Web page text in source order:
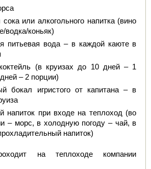
или алкогольного напитка (вино
водка/коньяк)
питьевая вода – в каждой каюте в
(в круизах до 10 дней – 1
– 2 порции)
бокал игристого от капитана – в
напиток при входе на теплоход (во
– морс, в холодную погоду – чай, в
напиток)
на теплоходе компании